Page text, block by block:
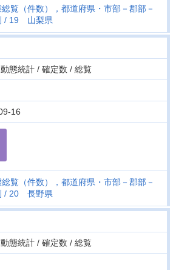
総覧（件数），都道府県・市部－郡部－
19 山梨県
態統計 / 確定数 / 総覧
16
総覧（件数），都道府県・市部－郡部－
20 長野県
態統計 / 確定数 / 総覧